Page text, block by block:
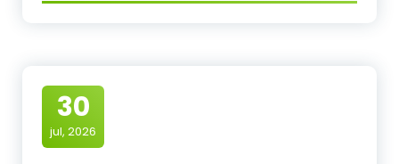
30
jul, 2026